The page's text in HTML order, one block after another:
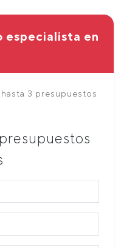
especialista en
3 presupuestos